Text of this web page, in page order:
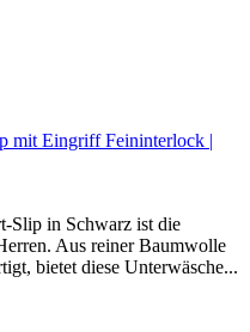
mit EingriffFeininterlock |
in Schwarz ist die
Aus reiner Baumwolle
bietet diese Unterwäsche...